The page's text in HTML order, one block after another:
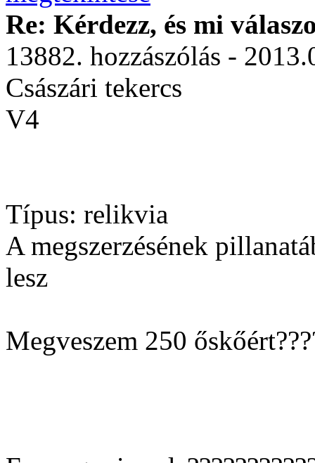
Re: Kérdezz, és mi
13882. hozzászólás -
Császári tekercs
V4
Típus: relikvia
A megszerzésének
lesz
Megveszem 250